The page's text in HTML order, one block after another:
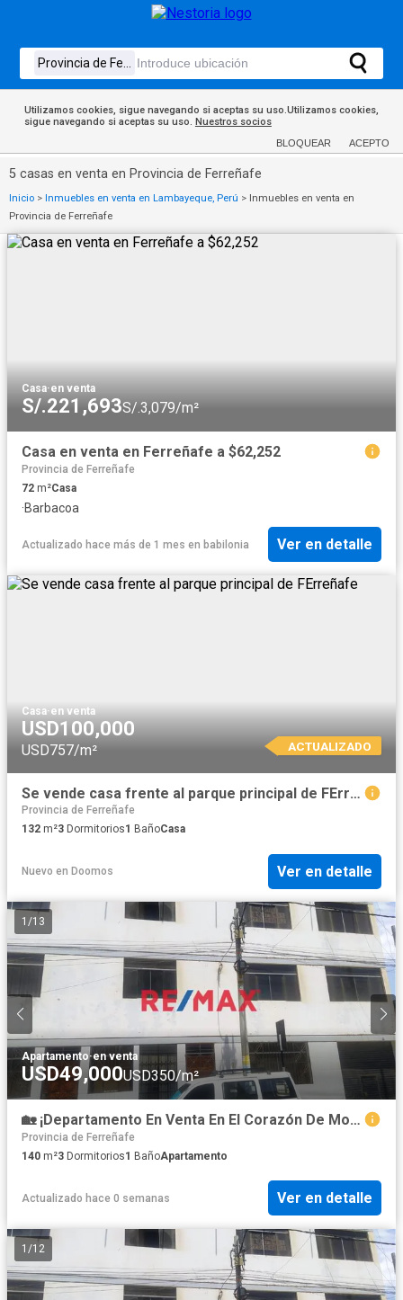
Utilizamos cookies, sigue navegando si aceptas su uso.Utilizamos cookies,
sigue navegando si aceptas su uso. Nuestros socios
BLOQUEAR ACEPTO
5 casas en venta en Provincia de Ferreñafe
Inicio > Inmuebles en venta en Lambayeque, Perú > Inmuebles en venta en
Provincia de Ferreñafe
Casa·en venta
S/.221,693S/.3,079/m²
Casa en venta en Ferreñafe a $62,252
Provincia de Ferreñafe
72 m²Casa
·Barbacoa
Actualizado hace más de 1 mes en babilonia Ver en detalle
Casa·en venta
USD100,000
USD757/m² ACTUALIZADO
Se vende casa frente al parque principal de FErreñafe
Provincia de Ferreñafe
132 m²3 Dormitorios1 BañoCasa
Nuevo en Doomos Ver en detalle
1 /13
Apartamento·en venta
USD49,000USD350/m²
🏡 ¡Departamento En Venta En El Corazón De Motupe! ✨
Provincia de Ferreñafe
140 m²3 Dormitorios1 BañoApartamento
Actualizado hace 0 semanas Ver en detalle
1 /12